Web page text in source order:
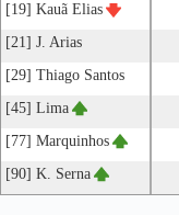
[19] Kauã Elias
[21] J. Arias
[29] Thiago Santos
[45] Lima
[77] Marquinhos
[90] K. Serna